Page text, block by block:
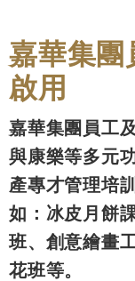
嘉華集團
啟用
嘉華集團員工
與康樂等多元
產專才管理培
如：冰皮月餅
班、創意繪畫
花班等。